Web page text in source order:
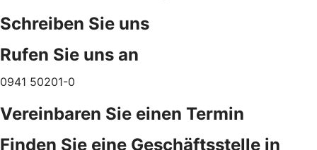
Schreiben Sie uns
Rufen Sie uns an
0941 50201-0
Vereinbaren Sie einen Termin
Finden Sie eine Geschäftsstelle in